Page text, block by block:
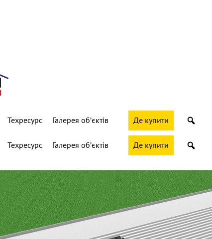
Техресурс Галерея обʼєктів Де купити
Техресурс Галерея обʼєктів Де купити